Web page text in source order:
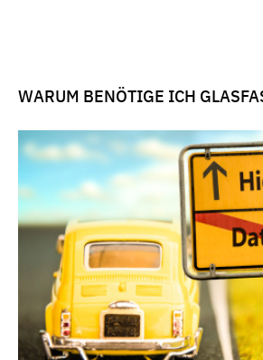
WARUM BENÖTIGE ICH